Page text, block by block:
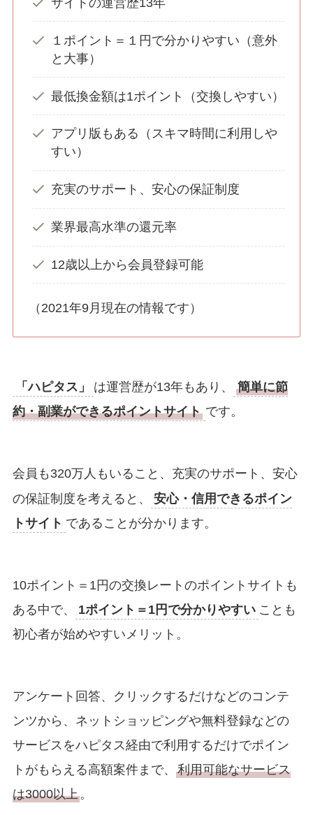
１ポイント＝１円で分かりやすい（意外
と大事）
最低換金額は1ポイント（交換しやすい）
アプリ版もある（スキマ時間に利用しや
すい）
充実のサポート、安心の保証制度
業界最高水準の還元率
12歳以上から会員登録可能
（2021年9月現在の情報です）
「ハピタス」 は運営歴が13年もあり、
簡単に節
約・副業ができるポイントサイト です。
会員も320万人もいること、 充実のサポート、安心
の保証制度を考えると、
安心・信用できるポイン
トサイト であることが分かります。
10ポイント＝1円の交換レートのポイントサイトも
ある中で、
1ポイント＝1円で分かりやすい ことも
初心者が始めやすいメリット。
アンケート回答、クリックするだけなどのコンテ
ンツから、ネットショッピングや無料登録などの
サービスをハピタス経由で利用するだけでポイン
トがもらえる高額案件まで、 利用可能なサービス
は3000以上。